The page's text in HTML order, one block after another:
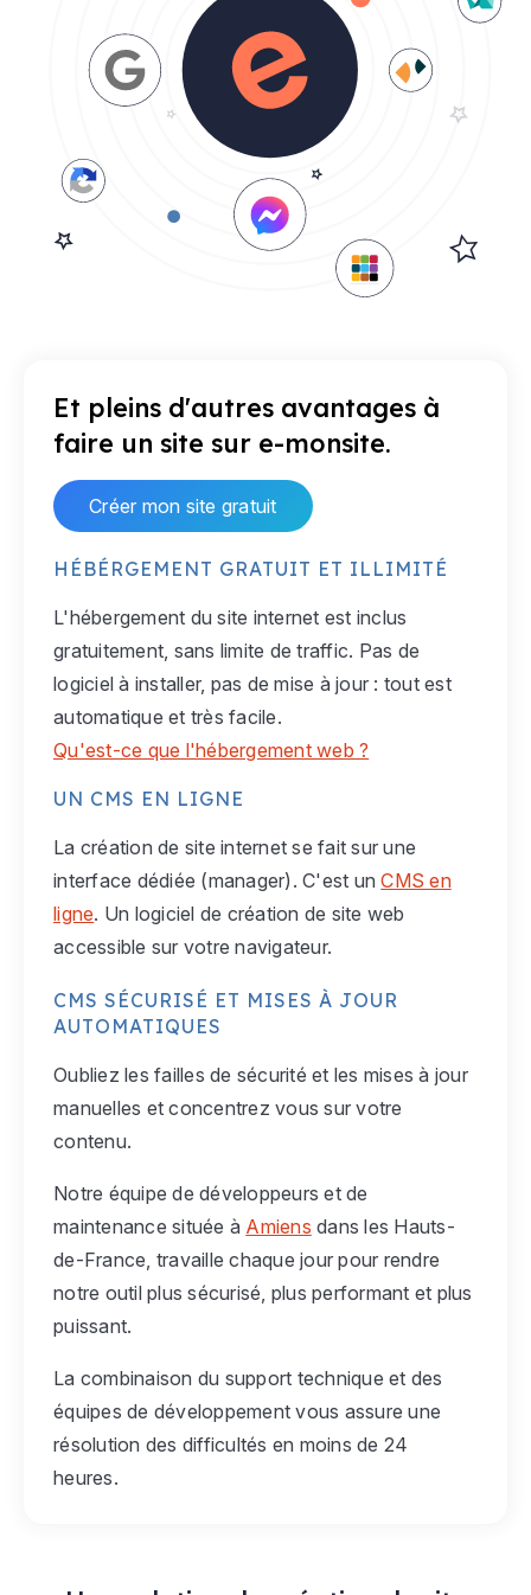
Et pleins d'autres avantages à
faire un site sur e-monsite.
Créer mon site gratuit
HÉBÉRGEMENT GRATUIT ET ILLIMITÉ
L'hébergement du site internet est inclus
gratuitement, sans limite de traffic. Pas de
logiciel à installer, pas de mise à jour : tout est
automatique et très facile.
Qu'est-ce que l'hébergement web ?
UN CMS EN LIGNE
La création de site internet se fait sur une
interface dédiée (manager). C'est unCMS en
ligne. Un logiciel de création de site web
accessible sur votre navigateur.
CMS SÉCURISÉ ET MISES À JOUR
AUTOMATIQUES
Oubliez les failles de sécurité et les mises à jour
manuelles et concentrez vous sur votre
contenu.
Notre équipe de développeurs et de
maintenance située à Amiens dans les Hauts-
de-France, travaille chaque jour pour rendre
notre outil plus sécurisé, plus performant et plus
puissant.
La combinaison du support technique et des
équipes de développement vous assure une
résolution des difficultés en moins de 24
heures.